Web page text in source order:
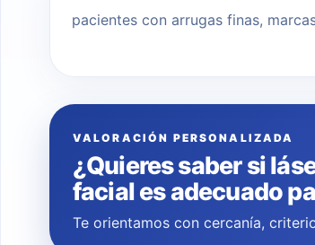
pacientes con arrugas finas,
VALORACIÓN PERSONALIZADA
¿Quieres saber si
facial es adecuado
Te orientamos con cercanía,